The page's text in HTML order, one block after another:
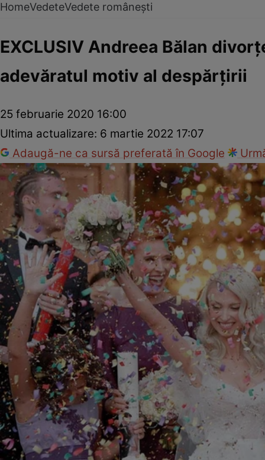
HomeVedeteVedete românești
EXCLUSIV Andreea Bălan
adevăratul motiv al despărțirii
25 februarie 2020 16:00
Ultima actualizare: 6 martie 2022 17:07
Adaugă-ne ca sursă preferată în Google